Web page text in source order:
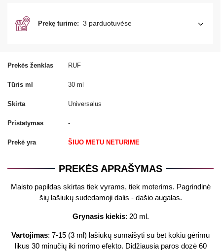
Prekės ženklas RUF
Tūris ml 30 ml
Skirta Universalus
Pristatymas -
Prekė yra ŠIUO METU NETURIME
Prekę turime: 3 parduotuvėse
PREKĖS APRAŠYMAS
Maisto papildas skirtas tiek vyrams, tiek moterims. Pagrindinė
šių lašiukų sudedamoji dalis - dašio augalas.
Grynasis kiekis: 20 ml.
Vartojimas: 7-15 (3 ml) lašiukų sumaišyti su bet kokiu gėrimu
likus 30 minučių iki norimo efekto. Didžiausia paros dozė 60